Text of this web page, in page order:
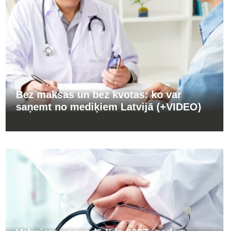
Bez maksas un bez kvotas: ko var
saņemt no mediķiem Latvijā (+VIDEO)